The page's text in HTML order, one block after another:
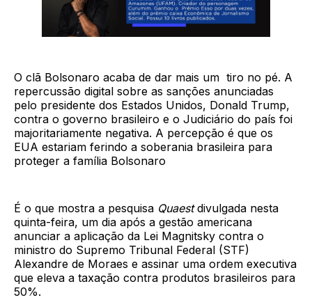
O clã Bolsonaro acaba de dar mais um tiro no pé. A
repercussão digital sobre as sanções anunciadas
pelo presidente dos Estados Unidos, Donald Trump,
contra o governo brasileiro e o Judiciário do país foi
majoritariamente negativa. A percepção é que os
EUA estariam ferindo a soberania brasileira para
proteger a família Bolsonaro
É o que mostra a pesquisa Quaestdivulgada nesta
quinta-feira, um dia após a gestão americana
anunciar a aplicação da Lei Magnitsky contra o
ministro do Supremo Tribunal Federal (STF)
Alexandre de Moraes e assinar uma ordem executiva
que eleva a taxação contra produtos brasileiros para
50%.